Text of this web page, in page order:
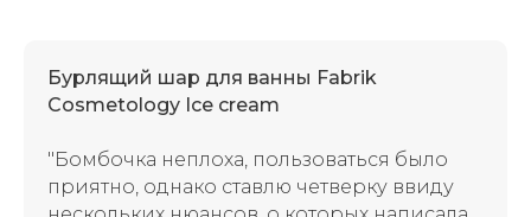
Бурлящий шар для ванны Fabrik
Cosmetology Ice cream
"Бомбочка неплоха, пользоваться было
приятно, однако ставлю четверку ввиду